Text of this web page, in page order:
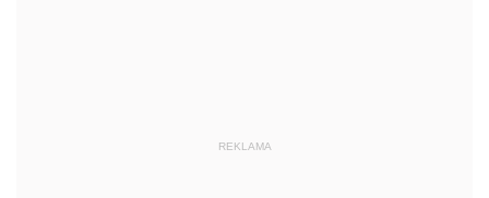
REKLAMA